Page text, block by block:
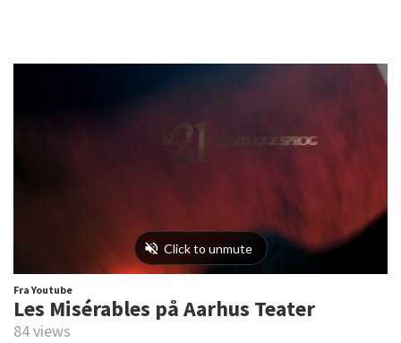
Fra Youtube
Les Misérables på Aarhus Teater
84 views